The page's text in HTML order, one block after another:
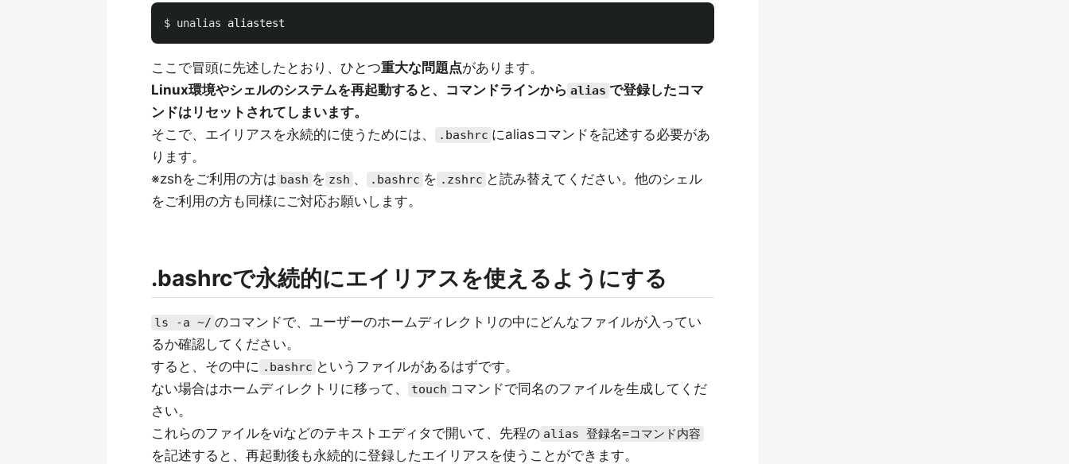
$ unalias
ここで冒頭に先述したとおり、ひとつ重大な問題点があります。
Linux環境やシェルのシステムを再起動すると、コマンドラインから alias で登録したコマ
ンドはリセットされてしまいます。
そこで、エイリアスを永続的に使うためには、
.bashrc にaliasコマンドを記述する必要があ
ります。
※zshをご利用の方は bash を zsh 、 .bashrc を .zshrc と読み替えてください。他のシェル
をご利用の方も同様にご対応お願いします。
.bashrcで永続的にエイリアスを使えるようにする
ls -a ~/ のコマンドで、ユーザーのホームディレクトリの中にどんなファイルが入ってい
るか確認してください。
すると、その中に .bashrc というファイルがあるはずです。
ない場合はホームディレクトリに移って、
touch コマンドで同名のファイルを生成してくだ
さい。
これらのファイルをviなどのテキストエディタで開いて、先程の alias 登録名=コマンド内容
を記述すると、再起動後も永続的に登録したエイリアスを使うことができます。